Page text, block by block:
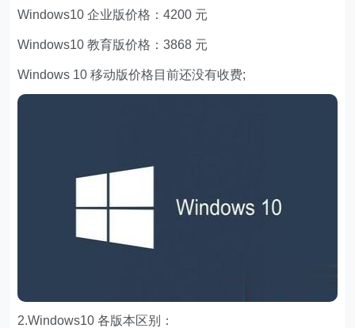
Windows10 企业版价格：4200 元
Windows10 教育版价格：3868 元
Windows 10 移动版价格目前还没有收费;
2.Windows10 各版本区别：